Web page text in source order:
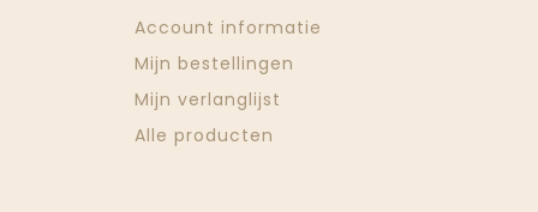
Account informatie
Mijn bestellingen
Mijn verlanglijst
Alle producten